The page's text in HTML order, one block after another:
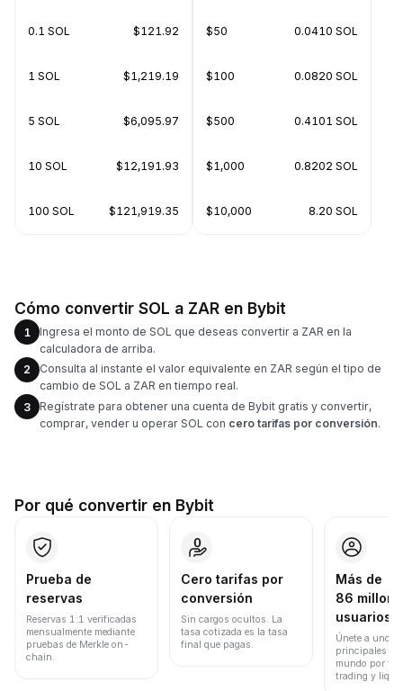
0.1 SOL $121.92
1 SOL $1,219.19
5 SOL $6,095.97
10 SOL $12,191.93
100 SOL $121,919.35
$50 0.0410 SOL
$100 0.0820 SOL
$500 0.4101 SOL
$1,000 0.8202 SOL
$10,000 8.20 SOL
Cómo convertir SOL a ZAR en Bybit
1
Ingresa el monto de SOL que deseas convertir a ZAR en la
calculadora de arriba.
2
Consulta al instante el valor equivalente en ZAR según el tipo de
cambio de SOL a ZAR en tiempo real.
3
Regístrate para obtener una cuenta de Bybit gratis y convertir,
comprar, vender u operar SOL con cero tarifas por conversión.
Por qué convertir en Bybit
Prueba de
reservas
Reservas 1:1 verificadas
mensualmente mediante
pruebas de Merkle on-
chain.
Cero tarifas por
conversión
Sin cargos ocultos. La
tasa cotizada es la tasa
final que pagas.
Más de
86
usuarios
Únete a uno
principales
mundo por
trading y